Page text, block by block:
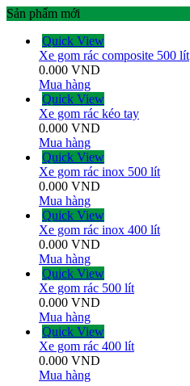
Sản phẩm mới
Quick View
Xe gom rác composite 500 lít
0.000 VND
Mua hàng
Quick View
Xe gom rác kéo tay
0.000 VND
Mua hàng
Quick View
Xe gom rác inox 500 lít
0.000 VND
Mua hàng
Quick View
Xe gom rác inox 400 lít
0.000 VND
Mua hàng
Quick View
Xe gom rác 500 lít
0.000 VND
Mua hàng
Quick View
Xe gom rác 400 lít
0.000 VND
Mua hàng